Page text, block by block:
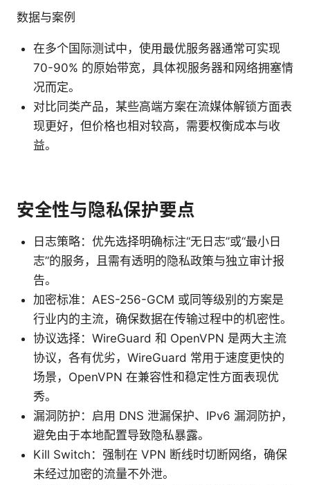
数据与案例
在多个国际测试中，使用最优服务器通常可实现
70-90% 的原始带宽，具体视服务器和网络拥塞情
况而定。
对比同类产品，某些高端方案在流媒体解锁方面表
现更好，但价格也相对较高，需要权衡成本与收
益。
安全性与隐私保护要点
日志策略：优先选择明确标注“无日志”或“最小日
志”的服务，且需有透明的隐私政策与独立审计报
告。
加密标准：AES-256-GCM 或同等级别的方案是
行业内的主流，确保数据在传输过程中的机密性。
协议选择：WireGuard 和 OpenVPN 是两大主流
协议，各有优劣，WireGuard 常用于速度更快的
场景，OpenVPN 在兼容性和稳定性方面表现优
秀。
漏洞防护：启用 DNS 泄漏保护、IPv6 漏洞防护，
避免由于本地配置导致隐私暴露。
Kill Switch：强制在 VPN 断线时切断网络，确保
未经过加密的流量不外泄。